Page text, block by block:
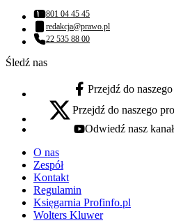
Numer telefonu:
801 04 45 45
Adres email:
redakcja@prawo.pl
Numer telefonu:
22 535 88 00
Śledź nas
facebook - otwiera się w
Przejdź do
x - otwiera się w nowej karcie
Przejdź do naszego
youtube - otwiera się w nowej
Odwiedź nasz
O nas
Zespół
Kontakt
Regulamin
Księgarnia Profinfo.pl
Wolters Kluwer